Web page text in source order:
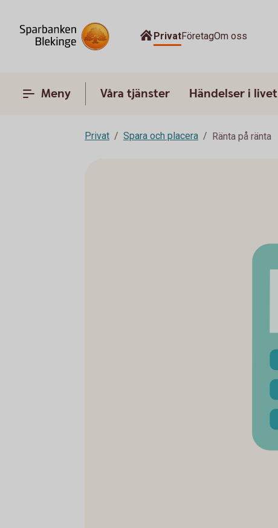
PrivatFöretagOm oss
Meny Våra tjänster Händelser i livet
Privat Spara och placera Ränta på ränta